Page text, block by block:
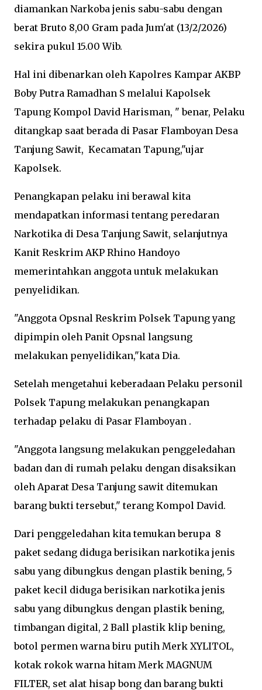
diamankan Narkoba jenis sabu-sabu dengan
berat Bruto 8,00 Gram pada Jum'at (13/2/2026)
sekira pukul 15.00 Wib.
Hal ini dibenarkan oleh Kapolres Kampar AKBP
Boby Putra Ramadhan S melalui Kapolsek
Tapung Kompol David Harisman, " benar, Pelaku
ditangkap saat berada di Pasar Flamboyan Desa
Tanjung Sawit, Kecamatan Tapung,"ujar
Kapolsek.
Penangkapan pelaku ini berawal kita
mendapatkan informasi tentang peredaran
Narkotika di Desa Tanjung Sawit, selanjutnya
Kanit Reskrim AKP Rhino Handoyo
memerintahkan anggota untuk melakukan
penyelidikan.
"Anggota Opsnal Reskrim Polsek Tapung yang
dipimpin oleh Panit Opsnal langsung
melakukan penyelidikan,"kata Dia.
Setelah mengetahui keberadaan Pelaku personil
Polsek Tapung melakukan penangkapan
terhadap pelaku di Pasar Flamboyan .
"Anggota langsung melakukan penggeledahan
badan dan di rumah pelaku dengan disaksikan
oleh Aparat Desa Tanjung sawit ditemukan
barang bukti tersebut," terang Kompol David.
Dari penggeledahan kita temukan berupa 8
paket sedang diduga berisikan narkotika jenis
sabu yang dibungkus dengan plastik bening, 5
paket kecil diduga berisikan narkotika jenis
sabu yang dibungkus dengan plastik bening,
timbangan digital, 2 Ball plastik klip bening,
botol permen warna biru putih Merk XYLITOL,
kotak rokok warna hitam Merk MAGNUM
FILTER, set alat hisap bong dan barang bukti